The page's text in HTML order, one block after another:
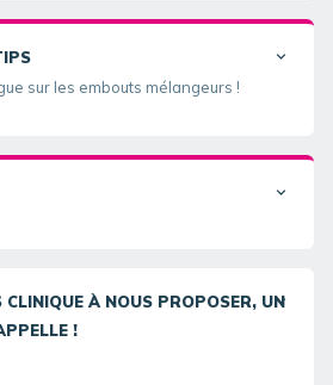
sur les embouts mélangeurs !
CLINIQUE À NOUS PROPOSER, UN
!